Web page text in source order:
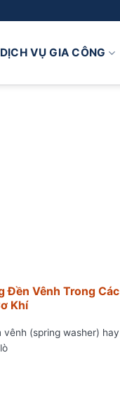
DỊCH VỤ GIA CÔNG
Đền Vênh Trong Các
Khí
vênh (spring washer) hay